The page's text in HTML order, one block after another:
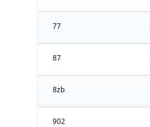
77
87
8zb
902